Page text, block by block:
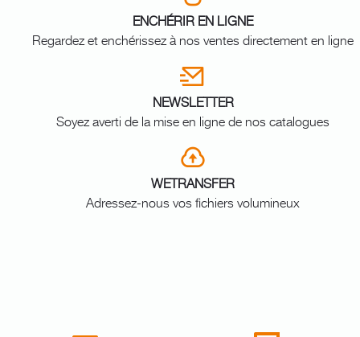
ENCHÉRIR EN LIGNE
Regardez et enchérissez à nos ventes directement en ligne
NEWSLETTER
Soyez averti de la mise en ligne de nos catalogues
WETRANSFER
Adressez-nous vos fichiers volumineux